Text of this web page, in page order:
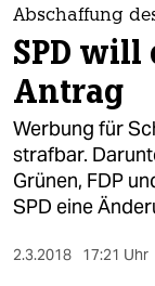
themen
politik
öko
gesellschaft
kultur
sport
Abschaffung
SPD
Antrag
Werbung für
strafbar.
Grünen, FDP
SPD eine
2.3.2018 17:21 Uhr